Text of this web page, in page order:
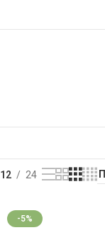
12 24
-5%